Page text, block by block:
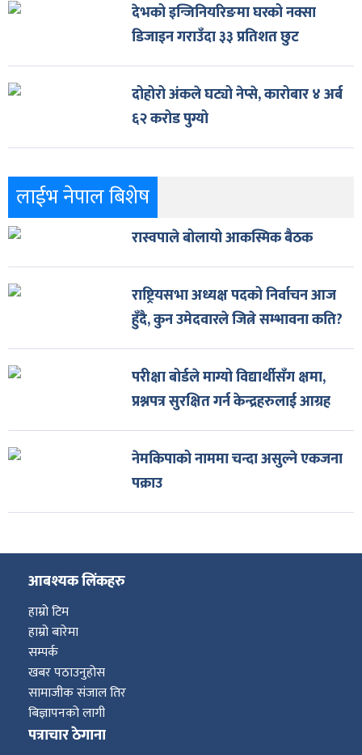
देभको इन्जिनियरिङमा घरको नक्सा
डिजाइन गराउँदा ३३ प्रतिशत छुट
दोहोरो अंकले घट्यो नेप्से, कारोबार ४ अर्ब
६२ करोड पुग्यो
लाईभ नेपाल बिशेष
रास्वपाले बोलायो आकस्मिक बैठक
राष्ट्रियसभा अध्यक्ष पदको निर्वाचन आज
हुँदै, कुन उमेदवारले जित्ने सम्भावना कति?
परीक्षा बोर्डले माग्यो विद्यार्थीसँग क्षमा,
प्रश्नपत्र सुरक्षित गर्न केन्द्रहरुलाई आग्रह
नेमकिपाको नाममा चन्दा असुल्ने एकजना
पक्राउ
आबश्यक लिंकहरु
हाम्रो टिम
हाम्रो बारेमा
सम्पर्क
खबर पठाउनुहोस
सामाजीक संजाल तिर
बिज्ञापनको लागी
पत्राचार ठेगाना